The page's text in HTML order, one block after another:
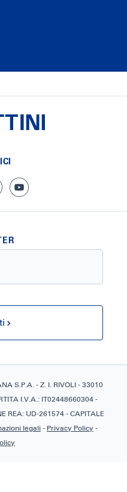
S.P.A. - Z. I. RIVOLI - 33010
I.V.A.: IT02448660304 -
REA: UD-261574 - CAPITALE
legali - Privacy Policy -